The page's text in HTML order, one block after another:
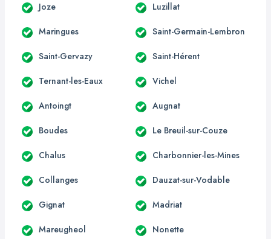
Joze Luzillat
Maringues Saint-Germain-Lembron
Saint-Gervazy Saint-Hérent
Ternant-les-Eaux Vichel
Antoingt Augnat
Boudes Le Breuil-sur-Couze
Chalus Charbonnier-les-Mines
Collanges Dauzat-sur-Vodable
Gignat Madriat
Mareugheol Nonette